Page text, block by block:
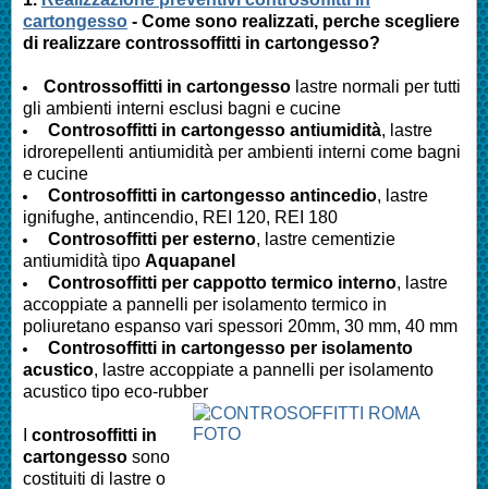
cartongesso - Come sono realizzati, perche scegliere
di realizzare controssoffitti in cartongesso?
Controssoffitti in cartongesso lastre normali per tutti
gli ambienti interni esclusi bagni e cucine
Controsoffitti in cartongesso antiumidità, lastre
idrorepellenti antiumidità per ambienti interni come bagni
e cucine
Controsoffitti in cartongesso antincedio, lastre
ignifughe, antincendio, REI 120, REI 180
Controsoffitti per esterno, lastre cementizie
antiumidità tipo Aquapanel
Controsoffitti per cappotto termico interno, lastre
accoppiate a pannelli per isolamento termico in
poliuretano espanso vari spessori 20mm, 30 mm, 40 mm
Controsoffitti in cartongesso per isolamento
acustico, lastre accoppiate a pannelli per isolamento
acustico tipo eco-rubber
controsoffitti in
cartongesso sono
costituiti di lastre o